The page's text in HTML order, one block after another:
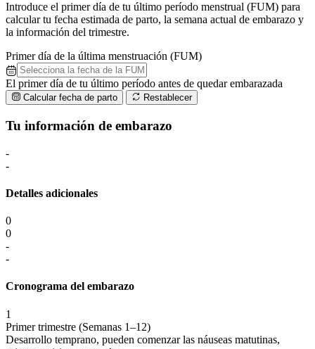
Introduce el primer día de tu último período menstrual (FUM) para
calcular tu fecha estimada de parto, la semana actual de embarazo y
la información del trimestre.
Primer día de la última menstruación (FUM)
El primer día de tu último período antes de quedar embarazada
Calcular fecha de parto Restablecer
Tu información de embarazo
-
-
Detalles adicionales
0
0
-
-
Cronograma del embarazo
1
Primer trimestre (Semanas 1–12)
Desarrollo temprano, pueden comenzar las náuseas matutinas,